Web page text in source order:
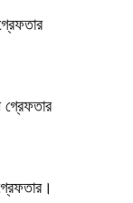
গ্রেফতার